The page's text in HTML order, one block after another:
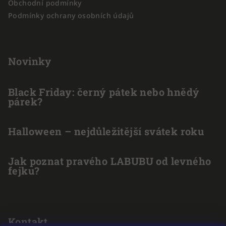
Obchodní podmínky
Podmínky ochrany osobních údajů
Novinky
Black Friday: černý pátek nebo hnědý
párek?
Halloween – nejdůležitější svátek roku
Jak poznat pravého LABUBU od levného
fejku?
Kontakt